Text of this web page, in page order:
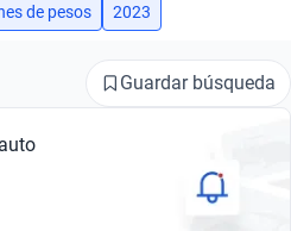
de pesos 2023
Guardar búsqueda